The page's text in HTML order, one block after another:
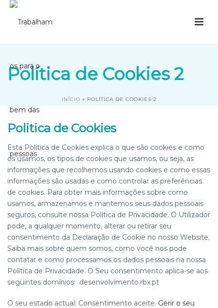
Política de Cookies 2
INÍCIO » POLÍTICA DE COOKIES 2
Politica de Cookies
Esta Política de Cookies explica o que são cookies e como
os usamos, os tipos de cookies que usamos, ou seja, as
informações que recolhemos usando cookies e como essas
informações são usadas e como controlar as preferências
de cookies. Para obter mais informações sobre como
usamos, armazenamos e mantemos seus dados pessoais
seguros, consulte nossa Política de Privacidade. O Utilizador
pode, a qualquer momento, alterar ou retirar seu
consentimento da Declaração de Cookie no nosso Website.
Saiba mais sobre quem somos, como você nos pode
contatar e como processamos os dados pessoais na nossa
Política de Privacidade. O Seu consentimento aplica-se aos
seguintes domínios: desenvolvimento.rbx.pt
O seu estado actual: Consentimento aceite. Gerir o seu